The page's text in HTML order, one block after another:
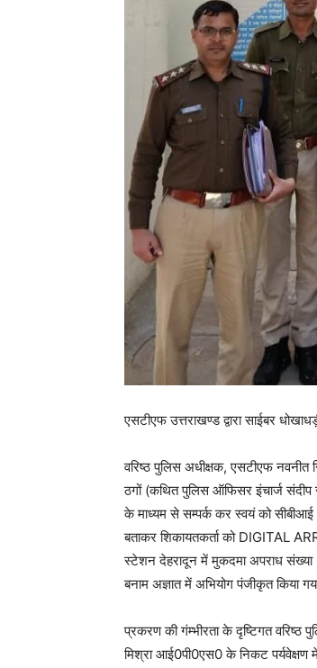
एसटीएफ उत्तराखण्ड द्वारा साईबर
वरिष्ठ पुलिस अधीक्षक, एसटीएफ नवनीत
ठगों (कथित पुलिस ऑफिसर इंचार्ज संदीप
के माध्यम से सम्पर्क कर स्वयं को
बताकर शिकायतकर्ता को DIGITAL
स्टेशन देहरादून में मुकदमा अपराध
बनाम अज्ञात में अभियोग पंजीकृत किया
प्रकरण की गंम्भीरता के दृष्टिगत
मिश्रा आई0पी0एस0 के निकट पर्यवेक्षण